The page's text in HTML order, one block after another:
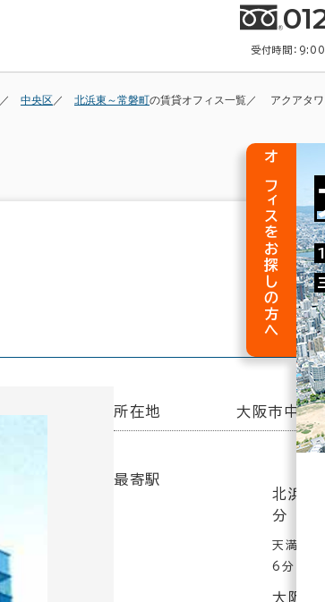
受付時間：
中央区 北浜東～常磐町の賃貸オフィス一覧 アクアタ
所在地 大阪市中央
最寄駅
北浜
分
天満橋
6分
大阪
オフィスをお探しの方へ